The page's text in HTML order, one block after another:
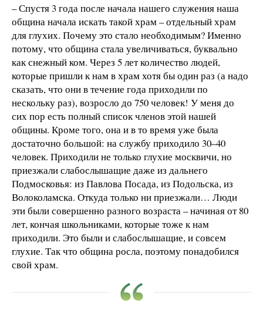
– Спустя 3 года после начала нашего служения наша
община начала искать такой храм – отдельный храм
для глухих. Почему это стало необходимым? Именно
потому, что община стала увеличиваться, буквально
как снежный ком. Через 5 лет количество людей,
которые пришли к нам в храм хотя бы один раз (а надо
сказать, что они в течение года приходили по
нескольку раз), возросло до 750 человек! У меня до
сих пор есть полный список членов этой нашей
общины. Кроме того, она и в то время уже была
достаточно большой: на службу приходило 30–40
человек. Приходили не только глухие москвичи, но
приезжали слабослышащие даже из дальнего
Подмосковья: из Павлова Посада, из Подольска, из
Волоколамска. Откуда только ни приезжали… Люди
эти были совершенно разного возраста – начиная от 80
лет, кончая школьниками, которые тоже к нам
приходили. Это были и слабослышащие, и совсем
глухие. Так что община росла, поэтому понадобился
свой храм.